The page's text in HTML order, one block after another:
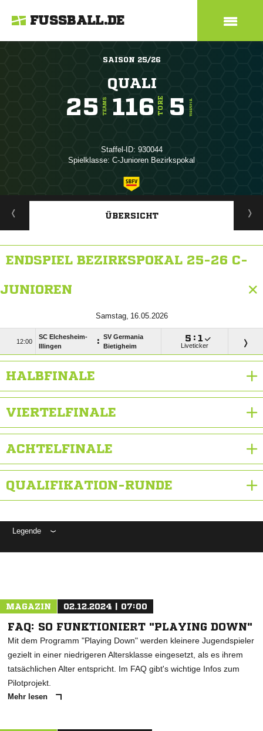
FUSSBALL.DE
SAISON 25/26
QUALI
25 TEAMS 116 TORE 5 TORE/SPIEL
Staffel-ID: 930044
Spielklasse: C-Junioren Bezirkspokal
ANZEIGE
ÜBERSICHT
ENDSPIEL BEZIRKSPOKAL 25-26 C-
JUNIOREN
 

SC Elchesheim-
Illingen
: SV Germania
Bietigheim
 : 
Liveticker
HALBFINALE
VIERTELFINALE
ACHTELFINALE
QUALIFIKATION-RUNDE
Legende
MAGAZIN 02.12.2024 | 07:00
FAQ: SO FUNKTIONIERT "PLAYING DOWN"
Mit dem Programm "Playing Down" werden kleinere Jugendspieler
gezielt in einer niedrigeren Altersklasse eingesetzt, als es ihrem
tatsächlichen Alter entspricht. Im FAQ gibt's wichtige Infos zum
Pilotprojekt.
Mehr lesen